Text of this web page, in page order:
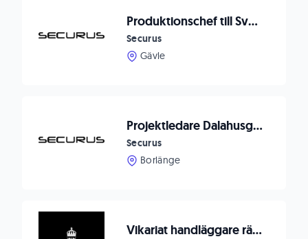
Produktionschef till Svenska Aerogel Gävle
Securus
Gävle
Projektledare Dalahusgruppen
Securus
Borlänge
Vikariat handläggare rättstjänst till Försvarsstaben